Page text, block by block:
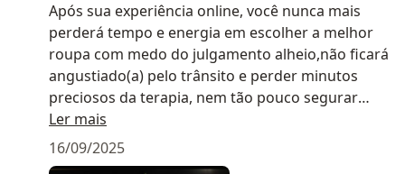
Após sua experiência online, você nunca mais
perderá tempo e energia em escolher a melhor
roupa com medo do julgamento alheio,não ficará
angustiado(a) pelo trânsito e perder minutos
preciosos da terapia, nem tão pouco segurar
suas emoções até chegar em casa para não se
mostrar vulnerável. Poupará tempo, dinheiro e
energia.
Ler mais
16/09/2025